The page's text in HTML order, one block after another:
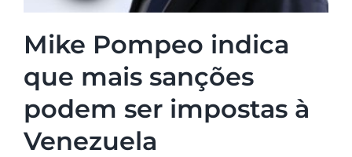
Mike Pompeo indica
que mais sanções
podem ser impostas à
Venezuela